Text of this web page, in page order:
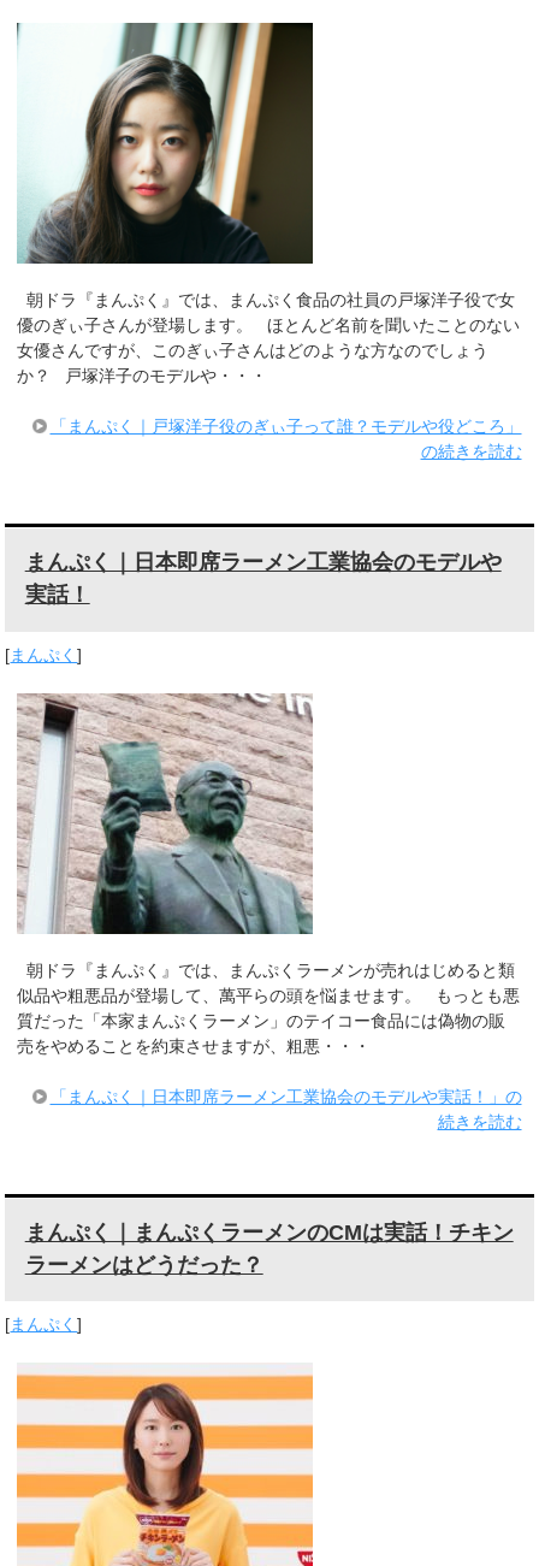
朝ドラ『まんぷく』では、まんぷく食品の社員の戸塚洋子役で女
優のぎぃ子さんが登場します。 ほとんど名前を聞いたことのない
女優さんですが、このぎぃ子さんはどのような方なのでしょう
か？ 戸塚洋子のモデルや・・・
「まんぷく｜戸塚洋子役のぎぃ子って誰？モデルや役どころ」
の続きを読む
まんぷく｜日本即席ラーメン工業協会のモデルや
実話！
[まんぷく]
朝ドラ『まんぷく』では、まんぷくラーメンが売れはじめると類
似品や粗悪品が登場して、萬平らの頭を悩ませます。 もっとも悪
質だった「本家まんぷくラーメン」のテイコー食品には偽物の販
売をやめることを約束させますが、粗悪・・・
「まんぷく｜日本即席ラーメン工業協会のモデルや実話！」の
続きを読む
まんぷく｜まんぷくラーメンのCMは実話！チキン
ラーメンはどうだった？
[まんぷく]